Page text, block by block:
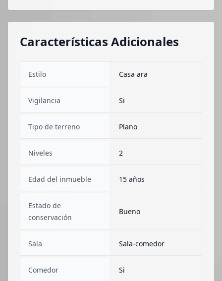
Características Adicionales
Estilo Casa ara
Vigilancia Si
Tipo de terreno Plano
Niveles 2
Edad del inmueble 15 años
Estado de
conservación
Bueno
Sala Sala-comedor
Comedor Si